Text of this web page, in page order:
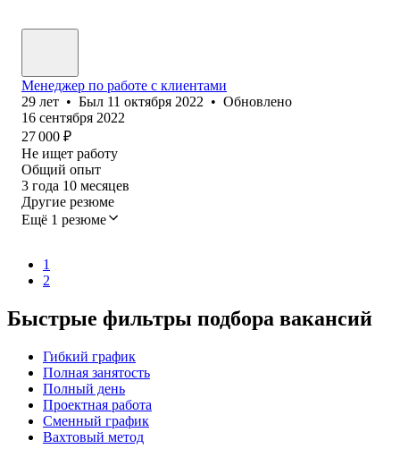
Менеджер по работе с клиентами
29 лет • Был 11 октября 2022 • Обновлено
16 сентября 2022
27 000 ₽
Не ищет работу
Общий опыт
3 года 10 месяцев
Другие резюме
Ещё 1 резюме
1
2
Быстрые фильтры подбора вакансий
Гибкий график
Полная занятость
Полный день
Проектная работа
Сменный график
Вахтовый метод